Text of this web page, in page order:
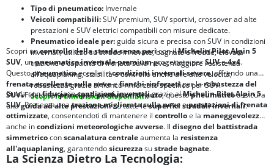
Tipo di pneumatico: Invernale
Veicoli compatibili:SUV premium, SUV sportivi, crossover ad alte
prestazioni e SUV elettrici compatibili con misure dedicate.
Pneumatico ideale per:guida sicura e precisa con SUV in condizioni
invernali; utilizzo su strade innevate, bagnate e fredde; elevata
trazione e capacità di frenata sulla neve; maggiore resistenza
all’aquaplaning; stabilità e controllo anche alle alte velocità;
robustezza grazie al fianco rinforzato specifico per SUV.
Scopri le dimensioni disponibili.
Scopri uncontrollo della strada senza paricon ilMichelin Pilot Alpin 5
SUV, unpneumatico invernale premiumprogettato perSUVe4x4.
Questopneumaticoeccelle incondizioni invernali severe, offrendo una
frenata eccellente sulla neveefianchi rinforzatiper larobustezza del
SUV. Fidato daiprincipali produttori di auto, questopneumaticoassicura
unaguida ad alte prestazionisu tutte lesuperfici stradali invernali.
Guida confiduciaincondizioni invernaligrazie alMichelin Pilot Alpin 5
SUV. Presenta unatrazione migliorata sulla neveeprestazioni di frenata
ottimizzate, consentendoti di mantenere il controlloe la maneggevolezza
anche incondizioni meteorologiche avverse. Il disegno del battistrada
simmetricoconscanalatura centraleaumenta la resistenza
all'aquaplaning, garantendosicurezzasustrade bagnate.
La Scienza Dietro La Tecnologia: